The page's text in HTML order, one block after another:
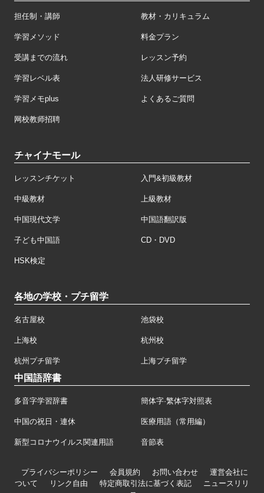
担任制・講師 教材・カリキュラム
学習メソッド 料金プラン
受講までの流れ レッスン予約
学習レベル表 法人研修サービス
学習メモplus よくあるご質問
网校教师招聘
チャイナモール
レッスンチケット 入門&初級教材
中級教材 上級教材
中国現代文学 中国語翻訳版
子ども中国語 CD・DVD
HSK検定
各地の学校・プチ留学
名古屋校 池袋校
上海校 杭州校
杭州プチ留学 上海プチ留学
中国語辞書
多音字学習辞書 簡体字·繁体字対照表
中国の祝日・連休 医療用語（常用編）
新型コロナウイルス関連用語 音節表
プライバシーポリシー 会員規約 お問い合わせ
運営会社に
ついて
リンク自由 特定商取引法に基づく表記
ニュースリリ